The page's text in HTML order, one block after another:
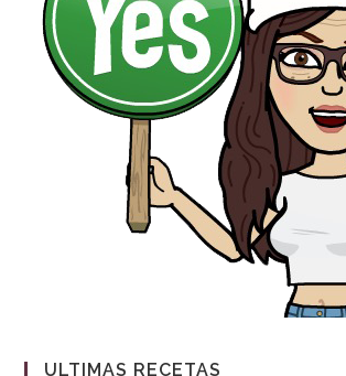
ULTIMAS RECETAS